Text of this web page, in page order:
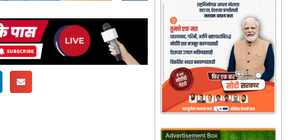
Advertisement Box